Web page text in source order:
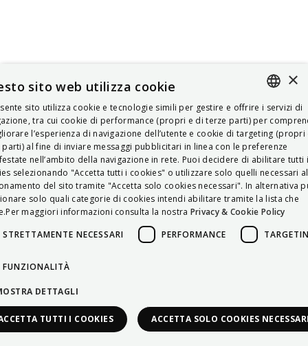
ITALIAN
ENGLISH
FRENCH
HUNGARIAN
DEUTSCH
POLSKI
×
sito web utilizza cookie
sito utilizza cookie e tecnologie simili per gestire e offrire i servizi di
tra cui cookie di performance (propri e di terze parti) per
l’esperienza di navigazione dell’utente e cookie di targeting (propri
parti) al fine di inviare messaggi pubblicitari in linea con le preferenze
nell’ambito della navigazione in rete. Puoi decidere di abilitare tutti i
selezionando "Accetta tutti i cookies" o utilizzare solo quelli necessari al
del sito tramite "Accetta solo cookies necessari". In alternativa
solo quali categorie di cookies intendi abilitare tramite la lista che
maggiori informazioni consulta la nostra Privacy & Cookie Policy
STRETTAMENTE NECESSARI
PERFORMANCE
FUNZIONALITÀ
DETTAGLI
TUTTI I COOKIES ACCETTA SOLO COOKIES